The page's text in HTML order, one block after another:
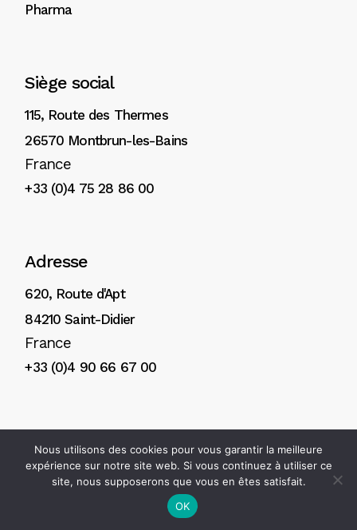
Pharma
Siège social
115, Route des Thermes
26570 Montbrun-les-Bains
France
+33 (0)4 75 28 86 00
Adresse
620, Route d'Apt
84210 Saint-Didier
France
+33 (0)4 90 66 67 00
© 2025H. Reynaud & Fils Création de site internet Avignon :
Arôme- Mentions légales- Politique de confidentialité
Nous utilisons des cookies pour vous garantir la meilleure
expérience sur notre site web. Si vous continuez à utiliser ce
site, nous supposerons que vous en êtes satisfait.
OK